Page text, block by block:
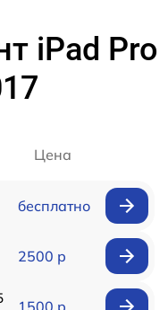
iPad Pro
Цена
бесплатно
2500 р
1500 р